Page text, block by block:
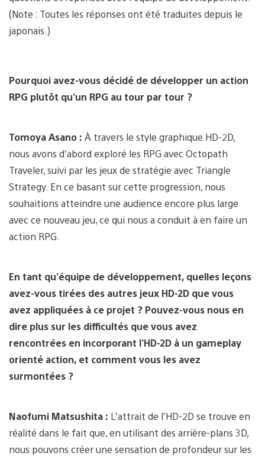
(Note : Toutes les réponses ont été traduites depuis le
japonais.)
Pourquoi avez-vous décidé de développer un action
RPG plutôt qu’un RPG au tour par tour ?
Tomoya Asano : À travers le style graphique HD-2D,
nous avons d’abord exploré les RPG avec Octopath
Traveler, suivi par les jeux de stratégie avec Triangle
Strategy. En ce basant sur cette progression, nous
souhaitions atteindre une audience encore plus large
avec ce nouveau jeu, ce qui nous a conduit à en faire un
action RPG.
En tant qu’équipe de développement, quelles leçons
avez-vous tirées des autres jeux HD-2D que vous
avez appliquées à ce projet ? Pouvez-vous nous en
dire plus sur les difficultés que vous avez
rencontrées en incorporant l’HD-2D à un gameplay
orienté action, et comment vous les avez
surmontées ?
Naofumi Matsushita : L’attrait de l’HD-2D se trouve en
réalité dans le fait que, en utilisant des arrière-plans 3D,
nous pouvons créer une sensation de profondeur sur les